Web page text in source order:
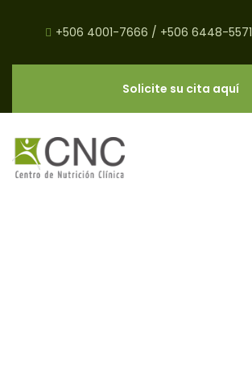
+506 4001-7666 / +506 6448-5571
Solicite su cita aquí